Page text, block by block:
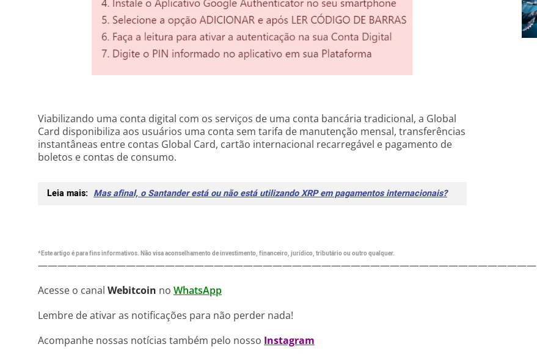
Viabilizando uma conta digital com os serviços de uma conta bancária tradicional, a Global
Card disponibiliza aos usuários uma conta sem tarifa de manutenção mensal, transferências
instantâneas entre contas Global Card, cartão internacional recarregável e pagamento de
boletos e contas de consumo.
Leia mais: Mas afinal, o Santander está ou não está utilizando XRP em pagamentos internacionais?
*Este artigo é para fins informativos. Não visa aconselhamento de investimento, financeiro, jurídico, tributário ou outro qualquer.
———————————————————————————————————————————————————
Acesse o canal Webitcoin no WhatsApp
Lembre de ativar as notificações para não perder nada!
Acompanhe nossas notícias também pelo nosso Instagram